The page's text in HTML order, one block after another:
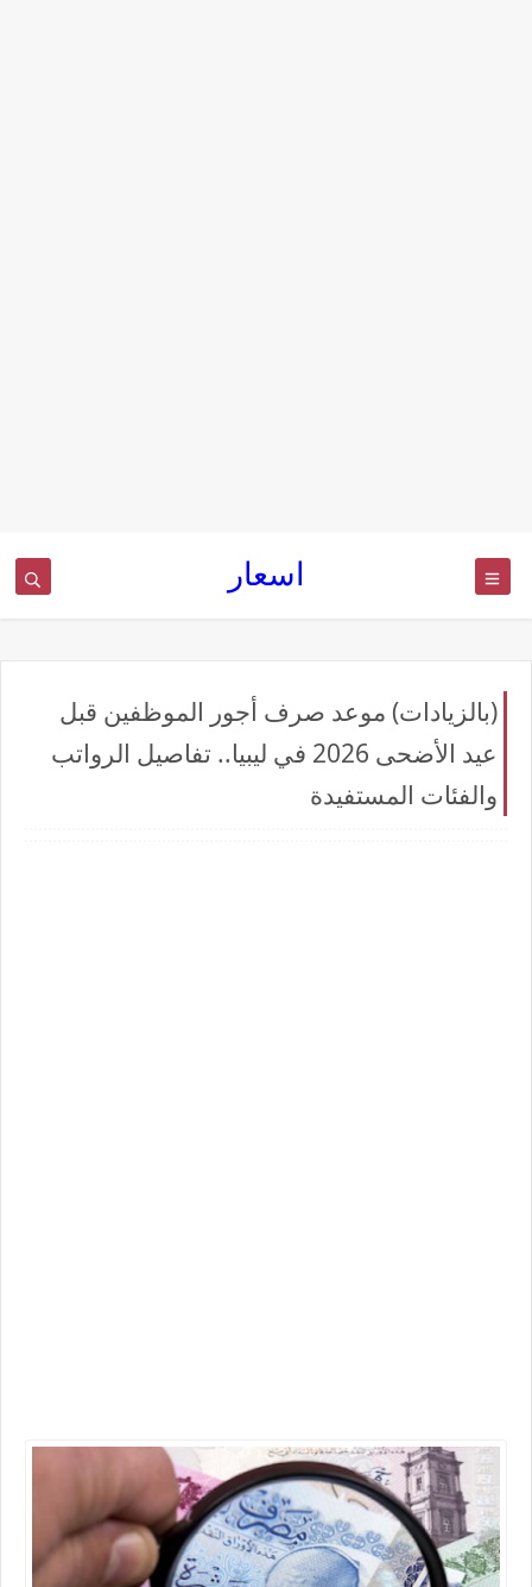
اسعار
(بالزيادات) موعد صرف أجور الموظفين قبل
عيد الأضحى 2026 في ليبيا.. تفاصيل الرواتب
والفئات المستفيدة